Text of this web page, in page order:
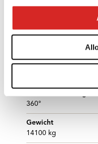
Totale breedte cabine
Bodemvrijheid
Wielbasis (y)
360°
Gewicht
14100 kg